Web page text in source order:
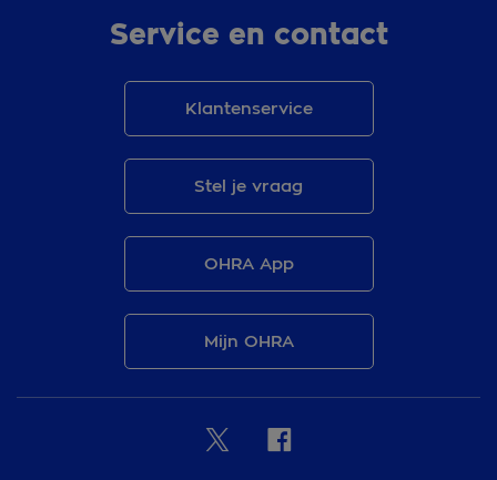
Service en contact
Klantenservice
Stel je vraag
OHRA App
Mijn OHRA